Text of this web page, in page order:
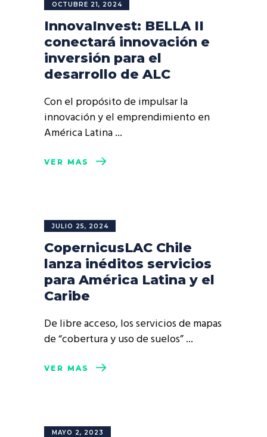
OCTUBRE 21, 2024
InnovaInvest: BELLA II
conectará innovación e
inversión para el
desarrollo de ALC
Con el propósito de impulsar la
innovación y el emprendimiento en
América Latina
VER MÁS
JULIO 25, 2024
CopernicusLAC Chile
lanza inéditos servicios
para América Latina y el
Caribe
De libre acceso, los servicios de mapas
de “cobertura y uso de suelos”
VER MÁS
MAYO 2, 2023